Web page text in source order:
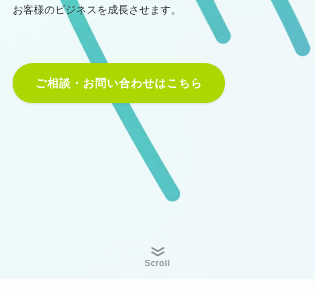
お客様のビジネスを成長させます。
ご相談・お問い合わせはこちら
Scroll